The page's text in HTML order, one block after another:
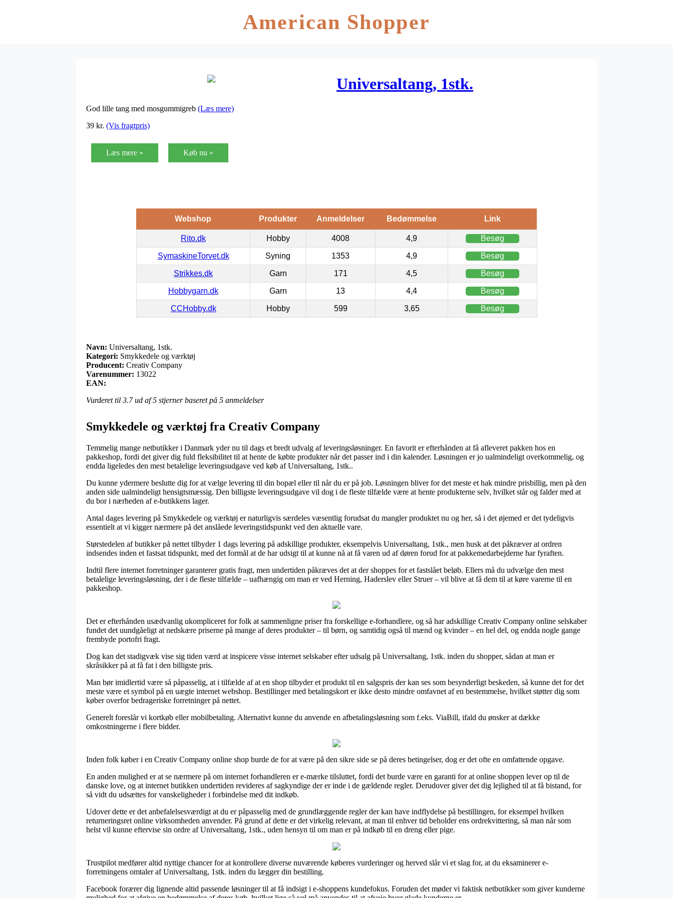
American Shopper
Universaltang, 1stk.
God lille tang med mosgummigreb (Læs mere)
39 kr. (Vis fragtpris)
Læs mere » Køb nu »
Webshop Produkter Anmeldelser Bedømmelse Link
Rito.dk Hobby 4008 4,9 Besøg
SymaskineTorvet.dk Syning 1353 4,9 Besøg
Strikkes.dk Garn 171 4,5 Besøg
Hobbygarn.dk Garn 13 4,4 Besøg
CCHobby.dk Hobby 599 3,65 Besøg
Navn: Universaltang, 1stk.
Kategori: Smykkedele og værktøj
Producent: Creativ Company
Varenummer: 13022
EAN:
Vurderet til 3.7ud af 5 stjerner baseret på 5 anmeldelser
Smykkedele og værktøj fra Creativ Company
Temmelig mange netbutikker i Danmark yder nu til dags et bredt udvalg af leveringsløsninger. En favorit er efterhånden at få afleveret pakken hos en
pakkeshop, fordi det giver dig fuld fleksibilitet til at hente de købte produkter når det passer ind i din kalender. Løsningen er jo ualmindeligt overkommelig, og
endda ligeledes den mest betalelige leveringsudgave ved køb af Universaltang, 1stk..
Du kunne ydermere beslutte dig for at vælge levering til din bopæl eller til når du er på job. Løsningen bliver for det meste et hak mindre prisbillig, men på den
anden side ualmindeligt hensigtsmæssig. Den billigste leveringsudgave vil dog i de fleste tilfælde være at hente produkterne selv, hvilket står og falder med at
du bor i nærheden af e-butikkens lager.
Antal dages levering på Smykkedele og værktøj er naturligvis særdeles væsentlig forudsat du mangler produktet nu og her, så i det øjemed er det tydeligvis
essentielt at vi kigger nærmere på det anslåede leveringstidspunkt ved den aktuelle vare.
Størstedelen af butikker på nettet tilbyder 1 dags levering på adskillige produkter, eksempelvis Universaltang, 1stk., men husk at det påkræver at ordren
indsendes inden et fastsat tidspunkt, med det formål at de har udsigt til at kunne nå at få varen ud af døren forud for at pakkemedarbejderne har fyraften.
Indtil flere internet forretninger garanterer gratis fragt, men undertiden påkræves det at der shoppes for et fastslået beløb. Ellers må du udvælge den mest
betalelige leveringsløsning, der i de fleste tilfælde – uafhængig om man er ved Herning, Haderslev eller Struer – vil blive at få dem til at køre varerne til en
pakkeshop.
Det er efterhånden usædvanlig ukompliceret for folk at sammenligne priser fra forskellige e-forhandlere, og så har adskillige Creativ Company online selskaber
fundet det uundgåeligt at nedskære priserne på mange af deres produkter – til børn, og samtidig også til mænd og kvinder – en hel del, og endda nogle gange
frembyde portofri fragt.
Dog kan det stadigvæk vise sig tiden værd at inspicere visse internet selskaber efter udsalg på Universaltang, 1stk. inden du shopper, sådan at man er
skråsikker på at få fat i den billigste pris.
Man bør imidlertid være så påpasselig, at i tilfælde af at en shop tilbyder et produkt til en salgspris der kan ses som besynderligt beskeden, så kunne det for det
meste være et symbol på en uægte internet webshop. Bestillinger med betalingskort er ikke desto mindre omfavnet af en bestemmelse, hvilket støtter dig som
køber overfor bedrageriske forretninger på nettet.
Generelt foreslår vi kortkøb eller mobilbetaling. Alternativt kunne du anvende en afbetalingsløsning som f.eks. ViaBill, ifald du ønsker at dække
omkostningerne i flere bidder.
Inden folk køber i en Creativ Company online shop burde de for at være på den sikre side se på deres betingelser, dog er det ofte en omfattende opgave.
En anden mulighed er at se nærmere på om internet forhandleren er e-mærke tilsluttet, fordi det burde være en garanti for at online shoppen lever op til de
danske love, og at internet butikken undertiden revideres af sagkyndige der er inde i de gældende regler. Derudover giver det dig lejlighed til at få bistand, for
så vidt du udsættes for vanskeligheder i forbindelse med dit indkøb.
Udover dette er det anbefalelsesværdigt at du er påpasselig med de grundlæggende regler der kan have indflydelse på bestillingen, for eksempel hvilken
returneringsret online virksomheden anvender. På grund af dette er det virkelig relevant, at man til enhver tid beholder ens ordrekvittering, så man når som
helst vil kunne eftervise sin ordre af Universaltang, 1stk., uden hensyn til om man er på indkøb til en dreng eller pige.
Trustpilot medfører altid nyttige chancer for at kontrollere diverse nuværende køberes vurderinger og herved slår vi et slag for, at du eksaminerer e-
forretningens omtaler af Universaltang, 1stk. inden du lægger din bestilling.
Facebook forærer dig lignende altid passende løsninger til at få indsigt i e-shoppens kundefokus. Foruden det møder vi faktisk netbutikker som giver kunderne